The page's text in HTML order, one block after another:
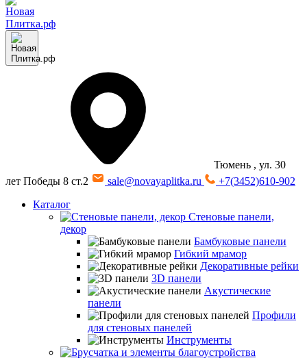
Тюмень , ул. 30
лет Победы 8 ст.2
sale@novayaplitka.ru
+7(3452)610-902
Каталог
Стеновые панели,
декор
Бамбуковые панели
Гибкий мрамор
Декоративные рейки
3D панели
Акустические
панели
Профили
для стеновых панелей
Инструменты